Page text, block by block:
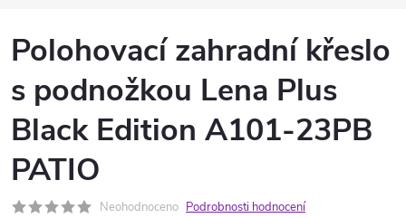
Polohovací zahradní křeslo
s podnožkou Lena Plus
Black Edition A101-23PB
PATIO
Neohodnoceno Podrobnosti hodnocení